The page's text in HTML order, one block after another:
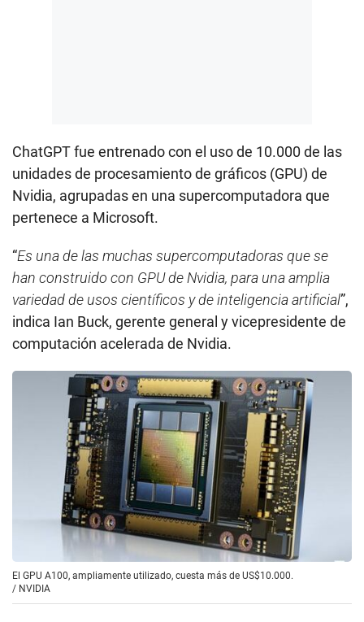
ChatGPT fue entrenado con el uso de 10.000 de las
unidades de procesamiento de gráficos (GPU) de
Nvidia, agrupadas en una supercomputadora que
pertenece a Microsoft.
“Es una de las muchas supercomputadoras que se
han construido con GPU de Nvidia, para una amplia
variedad de usos científicos y de inteligencia artificial”,
indica Ian Buck, gerente general y vicepresidente de
computación acelerada de Nvidia.
El GPU A100, ampliamente utilizado, cuesta más de US$10.000.
/ NVIDIA